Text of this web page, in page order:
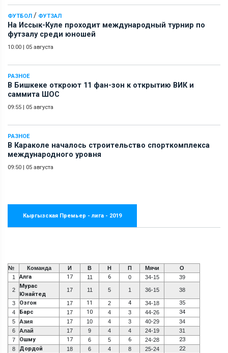
ФУТБОЛ / ФУТЗАЛ
На Иссык-Куле проходит международный турнир по
футзалу среди юношей
10:00 05 августа
РАЗНОЕ
В Бишкеке откроют 11 фан-зон к открытию ВИК и
саммита ШОС
09:55 05 августа
РАЗНОЕ
В Караколе началось строительство спорткомплекса
международного уровня
09:50 05 августа
Кыргызская Премьер - лига - 2019
№ Команда И В Н П Мячи
О
1
Алга 17 11 6 0 34-15 39
2
Мурас
Юнайтед
17 11 5 1 36-15 38
3 Озгон 17 11 2 4 34-18 35
4 Барс 17 10 4 3 44-26 34
5 Азия 17 10 4 3 40-29
34
6
Алай 17 9 4 4 24-19
31
7
Ошму 17 6 5 6 24-28 23
8 Дордой 18 6 4 8 25-24 22